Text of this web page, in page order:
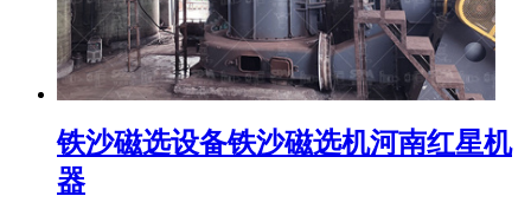
铁沙磁选设备铁沙磁选机河南红星机
器